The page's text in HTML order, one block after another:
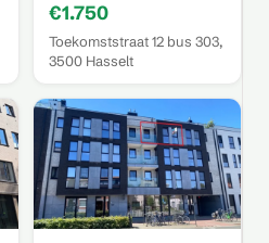
€1.750
Toekomststraat 12 bus 303,
3500 Hasselt